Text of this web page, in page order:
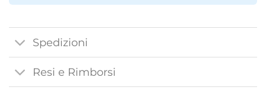
Spedizioni
Resi e Rimborsi